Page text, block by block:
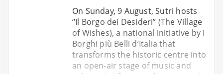
On Sunday, 9 August, Sutri hosts
“Il Borgo dei Desideri” (The Village
of Wishes), a national initiative by I
Borghi più Belli d’Italia that
transforms the historic centre into
an open-air stage of music and